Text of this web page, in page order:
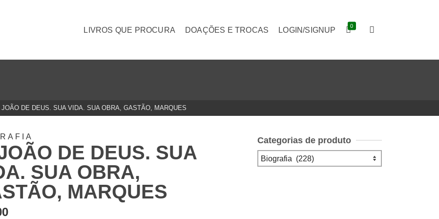
LIVROS QUE PROCURA DOAÇÕES E TROCAS LOGIN/SIGNUP 0
DE DEUS. SUA VIDA. SUA OBRA, GASTÃO, MARQUES
DE DEUS. SUA
SUA OBRA,
MARQUES
Categorias de produto